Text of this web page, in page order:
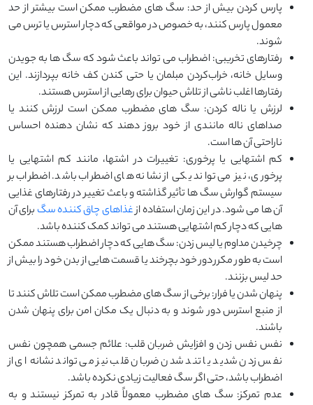
پارس کردن بیش از حد: سگ‌ های مضطرب ممکن است بیشتر از حد
معمول پارس کنند، به خصوص در مواقعی که دچار استرس یا ترس می
‌شوند.
رفتارهای تخریبی: اضطراب می ‌تواند باعث شود که سگ ‌ها به جویدن
وسایل خانه، خراب‌کردن مبلمان یا حتی کندن کف خانه بپردازند. این
رفتارها اغلب ناشی از تلاش حیوان برای رهایی از استرس هستند.
لرزش یا ناله کردن: سگ‌ های مضطرب ممکن است لرزش کنند یا
صداهای ناله مانندی از خود بروز دهند که نشان ‌دهنده احساس
ناراحتی آن ‌ها است.
کم اشتهایی یا پرخوری: تغییرات در اشتها، مانند کم ‌اشتهایی یا
پرخوری، نیز می ‌تواند یکی از نشانه ‌های اضطراب باشد. اضطراب بر
سیستم گوارش سگ ‌ها تأثیر گذاشته و باعث تغییر در رفتارهای غذایی
آن‌ ها می ‌شود. در این زمان استفاده ازغذاهای چاق کننده سگبرای آن
هایی که دچار کم اشتهایی هستند می تواند کمک کننده باشد.
چرخیدن مداوم یا لیس زدن: سگ ‌هایی که دچار اضطراب هستند ممکن
است به طور مکرر دور خود بچرخند یا قسمت ‌هایی از بدن خود را بیش از
حد لیس بزنند.
پنهان شدن یا فرار: برخی از سگ ‌های مضطرب ممکن است تلاش کنند تا
از منبع استرس دور شوند و به دنبال یک مکان امن برای پنهان شدن
باشند.
نفس نفس زدن و افزایش ضربان قلب: علائم جسمی همچون نفس‌
نفس زدن شدید یا تند شدن ضربان قلب نیز می ‌تواند نشانه‌ ای از
اضطراب باشد، حتی اگر سگ فعالیت زیادی نکرده باشد.
عدم تمرکز: سگ ‌های مضطرب معمولاً قادر به تمرکز نیستند و به